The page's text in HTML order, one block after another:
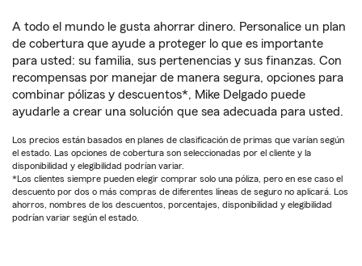
A todo el mundo le gusta ahorrar dinero. Personalice un plan
de cobertura que ayude a proteger lo que es importante
para usted: su familia, sus pertenencias y sus finanzas. Con
recompensas por manejar de manera segura, opciones para
combinar pólizas y descuentos*, Mike Delgado puede
ayudarle a crear una solución que sea adecuada para usted.
Los precios están basados en planes de clasificación de primas que varían según
el estado. Las opciones de cobertura son seleccionadas por el cliente y la
disponibilidad y elegibilidad podrían variar.
*Los clientes siempre pueden elegir comprar solo una póliza, pero en ese caso el
descuento por dos o más compras de diferentes líneas de seguro no aplicará. Los
ahorros, nombres de los descuentos, porcentajes, disponibilidad y elegibilidad
podrían variar según el estado.